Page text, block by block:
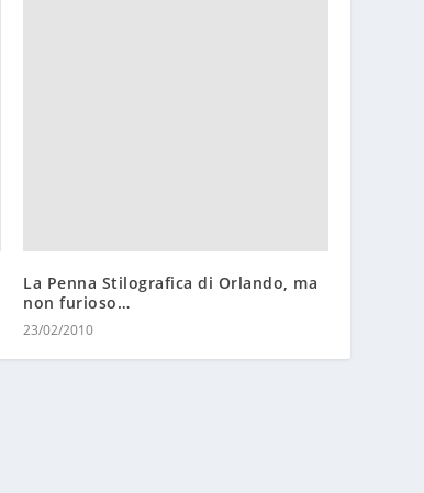
La Penna Stilografica di Orlando, ma
non furioso…
23/02/2010